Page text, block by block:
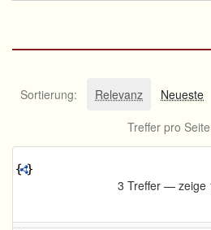
Sortierung: Relevanz Neueste
Treffer pro
3 Treffer — zeige